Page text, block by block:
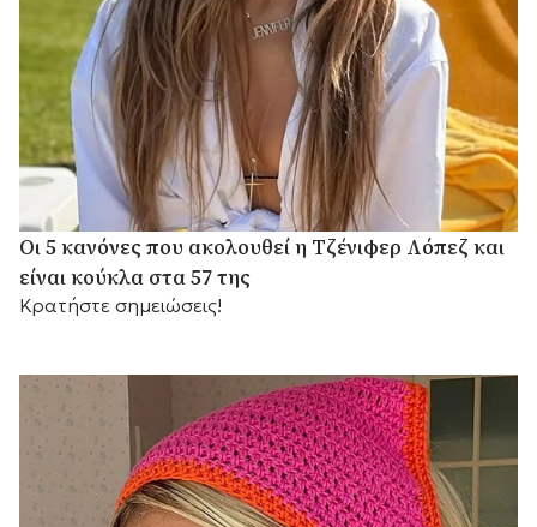
Οι 5 κανόνες που ακολουθεί η Τζένιφερ Λόπεζ και
είναι κούκλα στα 57 της
Κρατήστε σημειώσεις!